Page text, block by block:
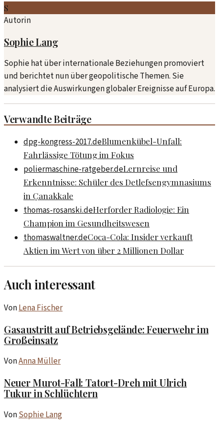
S
Autorin
Sophie Lang
Sophie hat über internationale Beziehungen promoviert
und berichtet nun über geopolitische Themen. Sie
analysiert die Auswirkungen globaler Ereignisse auf Europa.
Verwandte Beiträge
dpg-kongress-2017.deBlumenkübel-Unfall:
Fahrlässige Tötung im Fokus
poliermaschine-ratgeber.deLernreise und
Erkenntnisse: Schüler des Detlefsengymnasiums
in Çanakkale
thomas-rosanski.deHerforder Radiologie: Ein
Champion im Gesundheitswesen
thomaswaltner.deCoca-Cola: Insider verkauft
Aktien im Wert von über 2 Millionen Dollar
Auch interessant
VonLena Fischer
Gasaustritt auf Betriebsgelände: Feuerwehr im
Großeinsatz
VonAnna Müller
Neuer Murot-Fall: Tatort-Dreh mit Ulrich
Tukur in Schlüchtern
VonSophie Lang